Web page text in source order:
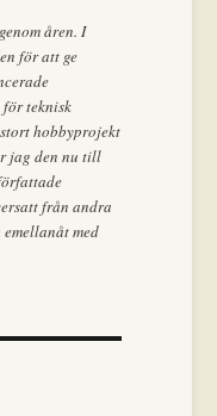
åren. I
för att ge
teknisk
hobbyprojekt
jag den nu till
från andra
med